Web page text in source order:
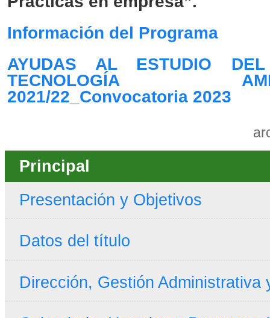
Información del Programa
AYUDAS AL ESTUDIO
TECNOLOGÍA
2021/22_Convocatoria 2023
Principal
Presentación y Objetivos
Datos del título
Dirección, Gestión Administrativa